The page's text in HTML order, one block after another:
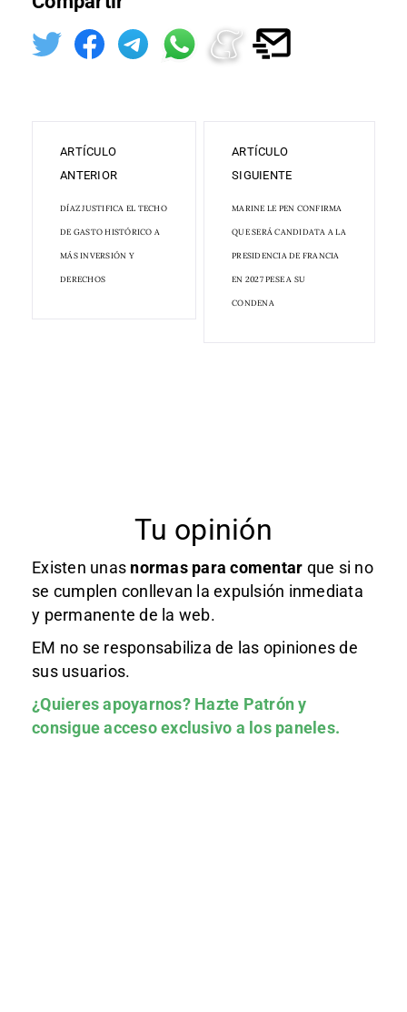
ARTÍCULO
ANTERIOR
DÍAZ JUSTIFICA EL TECHO
DE GASTO HISTÓRICO A
MÁS INVERSIÓN Y
DERECHOS
ARTÍCULO
SIGUIENTE
MARINE LE PEN CONFIRMA
QUE SERÁ CANDIDATA A LA
PRESIDENCIA DE FRANCIA
EN 2027 PESE A SU
CONDENA
Tu opinión
Existen unas normas para comentar que si no
se cumplen conllevan la expulsión inmediata
y permanente de la web.
EM no se responsabiliza de las opiniones de
sus usuarios.
¿Quieres apoyarnos? Hazte Patróny
consigue acceso exclusivo a los paneles.